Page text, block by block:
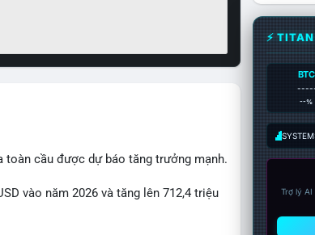
cầu được dự báo tăng trưởng mạnh.
vào năm 2026 và tăng lên 712,4 triệu
⚡
BTC
--%
Trợ lý